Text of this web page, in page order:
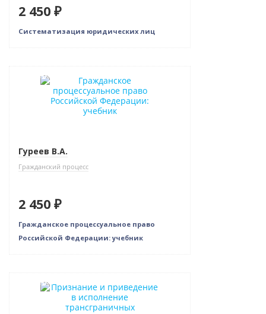
2 450 ₽
Систематизация юридических лиц
Новинка
Гуреев В.А.
Гражданский процесс
2 450 ₽
Гражданское процессуальное право
Российской Федерации: учебник
Новинка